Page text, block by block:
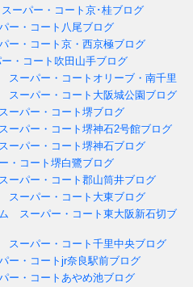
ーパー・コート京･桂ブログ
ー・コート八尾ブログ
ー・コート京・西京極ブログ
・コート吹田山手ブログ
ーパー・コートオリーブ・南千里
ーパー・コート大阪城公園ブログ
ーパー・コート堺ブログ
パー・コート堺神石2号館ブログ
ーパー・コート堺神石ブログ
・コート堺白鷺ブログ
ーパー・コート郡山筒井ブログ
スーパー・コート大東ブログ
スーパー・コート東大阪新石切ブ
ーパー・コート千里中央ブログ
ー・コートjr奈良駅前ブログ
ー・コートあやめ池ブログ